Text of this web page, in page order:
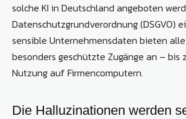
solche KI in Deutschland angeboten
Datenschutzgrundverordnung (DSGVO)
sensible Unternehmensdaten bieten
besonders geschützte Zugänge an – bis
Nutzung auf Firmencomputern.
Die Halluzinationen werden